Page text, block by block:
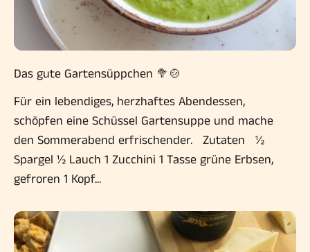
Das gute Gartensüppchen 🥦🍲
Für ein lebendiges, herzhaftes Abendessen,
schöpfen eine Schüssel Gartensuppe und mache
den Sommerabend erfrischender. Zutaten ½
Spargel ½ Lauch 1 Zucchini 1 Tasse grüne Erbsen,
gefroren 1 Kopf...